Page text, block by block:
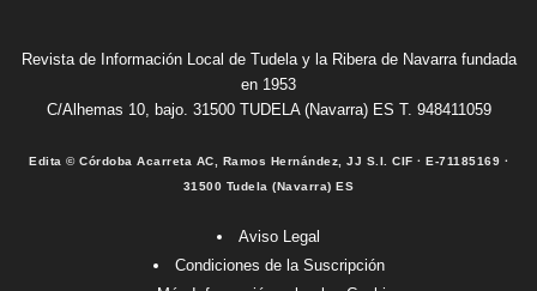
Revista de Información Local de Tudela y la Ribera de Navarra fundada
en 1953
C/Alhemas 10, bajo. 31500 TUDELA (Navarra) ES T. 948411059
Edita © Córdoba Acarreta AC, Ramos Hernández, JJ S.I. CIF · E-71185169 ·
31500 Tudela (Navarra) ES
Aviso Legal
Condiciones de la Suscripción